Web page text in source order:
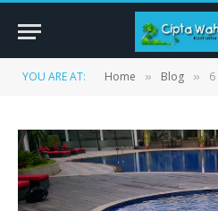
YOU ARE AT: Home » Blog » 6